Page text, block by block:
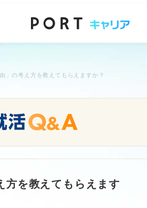
」の考え方を教えてもらえますか？
方を教えてもらえます